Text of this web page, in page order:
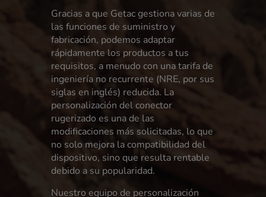
Gracias a que Getac gestiona varias de
las funciones de suministro y
fabricación, podemos adaptar
rápidamente los productos a tus
requisitos, a menudo con una tarifa de
ingeniería no recurrente (NRE, por sus
siglas en inglés) reducida. La
personalización del conector
rugerizado es una de las
modificaciones más solicitadas, lo que
no solo mejora la compatibilidad del
dispositivo, sino que resulta rentable
debido a su popularidad.
Nuestro equipo de personalización